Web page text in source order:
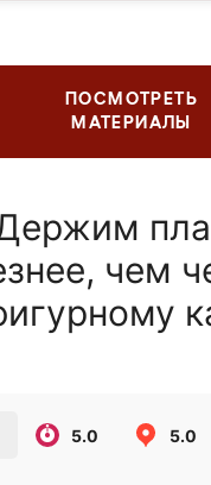
ПОСМОТРЕТЬ
МАТЕРИАЛЫ
чем
5.0 5.0